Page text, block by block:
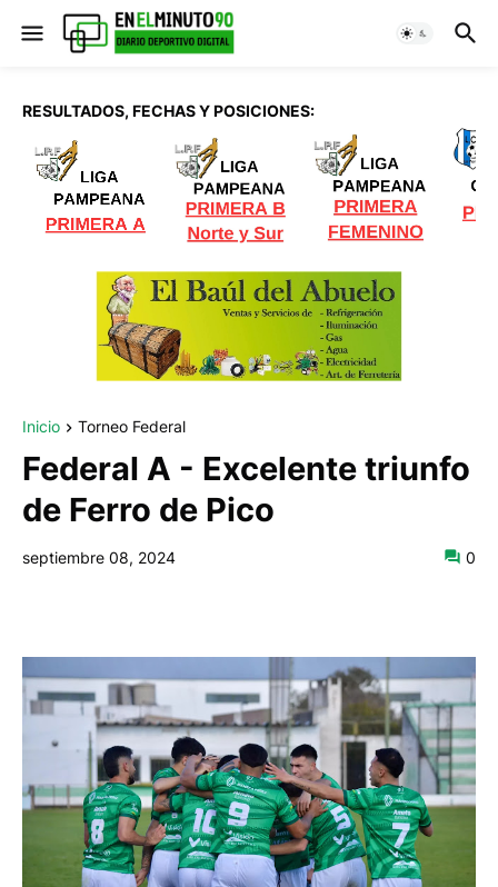
RESULTADOS, FECHAS Y POSICIONES:
Inicio Torneo Federal
Federal A - Excelente triunfo
de Ferro de Pico
septiembre 08, 2024 0